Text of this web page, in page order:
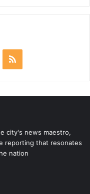
RSS
city's news maestro,
reporting that resonates
nation